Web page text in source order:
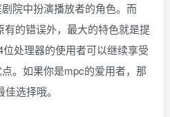
院中扮演播放者的角色。而
的错误外，最大的特色就是提
处理器的使用者可以继续享受
。如果你是mpc的爱用者，那
选择哦。